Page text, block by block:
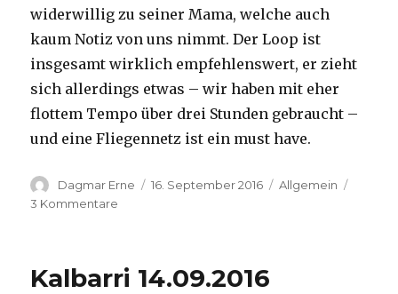
widerwillig zu seiner Mama, welche auch
kaum Notiz von uns nimmt. Der Loop ist
insgesamt wirklich empfehlenswert, er zieht
sich allerdings etwas – wir haben mit eher
flottem Tempo über drei Stunden gebraucht –
und eine Fliegennetz ist ein must have.
Autor
Dagmar Erne
Veröffentlicht
16. September 2016 Kategorien
Allgemein
3 Kommentare
Kalbarri 14.09.2016